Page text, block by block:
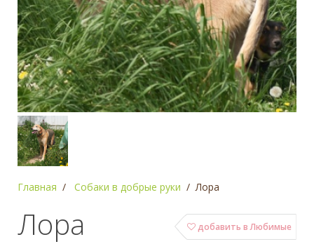
Главная Собаки в добрые руки Лора
добавить в Любимые
Лора